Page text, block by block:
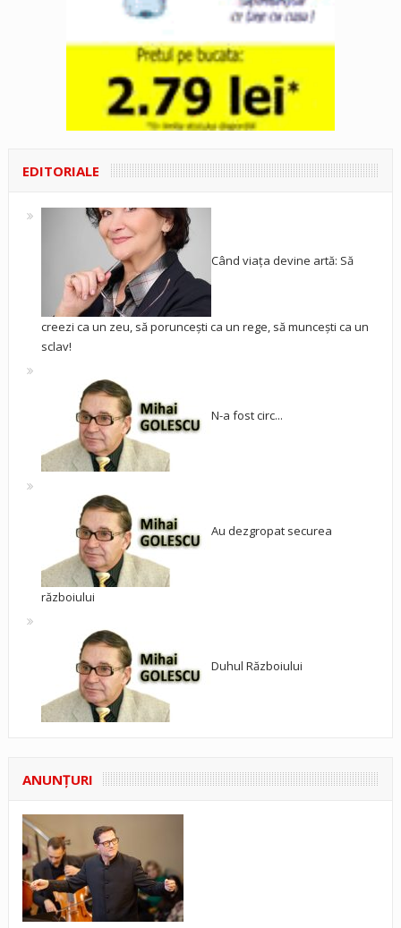
EDITORIALE
Când viața devine artă: Să
creezi ca un zeu, să poruncești ca un rege, să muncești ca un
sclav!
N-a fost circ...
Au dezgropat securea
războiului
Duhul Războiului
ANUNŢURI